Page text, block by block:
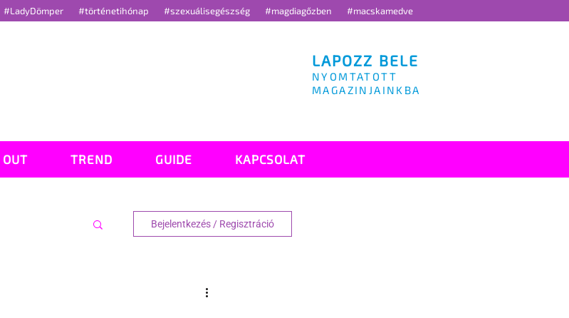
#LadyDömper #történetihónap #szexuálisegészség #magdiagőzben #macskamedve
LAPOZZ BELE
NYOMTATOTT
MAGAZINJAINKBA
OUT TREND GUIDE KAPCSOLAT
Bejelentkezés / Regisztráció